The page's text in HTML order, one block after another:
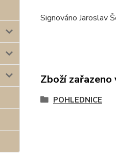
Signováno Jaroslav
Zboží
POHLEDNICE